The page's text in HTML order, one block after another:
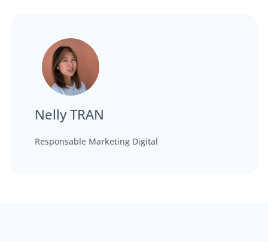
Nelly TRAN
Responsable Marketing Digital